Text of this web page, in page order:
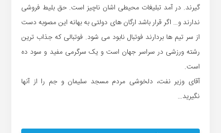
گیرند. در آمد تبلیغات محیطی اشان ناچیز است. حق بلیط فروشی
ندارند و… اگر قرار باشد ارگان های دولتی به بهانه این مصوبه دست
از سر تیم ها بردارند فوتبال نابود می شود. فوتبالی که جذاب ترین
رشته ورزشی در سراسر جهان است و یک سرگرمی مفید و سود ده
است.
آقای وزیر نفت، دلخوشی مردم مسجد سلیمان و جم را از آنها
نگیرید…